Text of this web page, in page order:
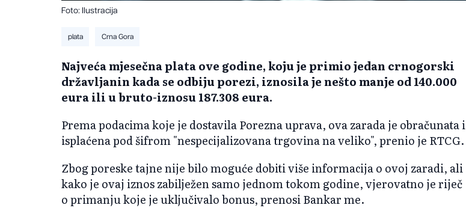
Foto: Ilustracija
plata Crna Gora
Najveća mjesečna plata ove godine, koju je primio jedan crnogorski
državljanin kada se odbiju porezi, iznosila je nešto manje od 140.000
eura ili u bruto-iznosu 187.308 eura.
Prema podacima koje je dostavila Porezna uprava, ova zarada je obračunata i
isplaćena pod šifrom "nespecijalizovana trgovina na veliko", prenio je RTCG.
Zbog poreske tajne nije bilo moguće dobiti više informacija o ovoj zaradi, ali
kako je ovaj iznos zabilježen samo jednom tokom godine, vjerovatno je riječ
o primanju koje je uključivalo bonus, prenosi Bankar me.